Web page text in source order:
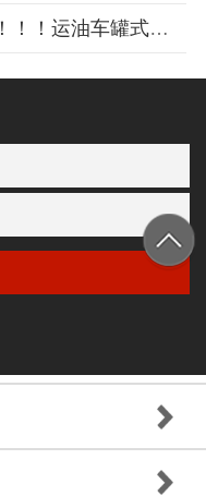
下一篇：危险品车车主有福了！！！运油车罐式车材料升级了！